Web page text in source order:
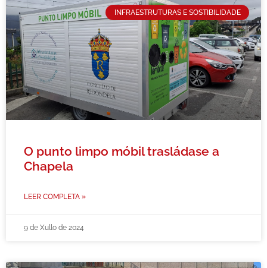
INFRAESTRUTURAS E SOSTIBILIDADE
O punto limpo móbil trasládase a
Chapela
LEER COMPLETA »
9 de Xullo de 2024